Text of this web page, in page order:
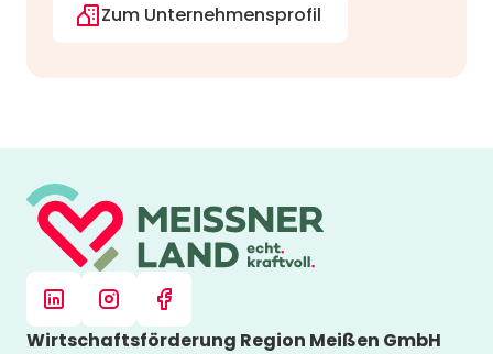
Zum Unternehmensprofil
Wirtschaftsförderung Region Meißen GmbH